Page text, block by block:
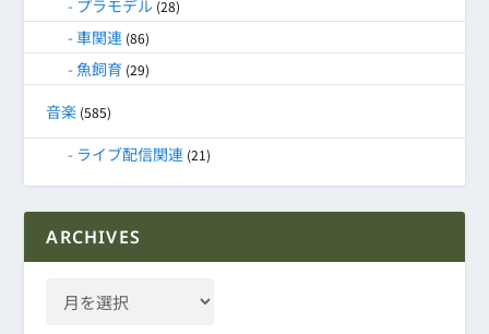
プラモデル (28)
車関連 (86)
魚飼育 (29)
音楽 (585)
ライブ配信関連 (21)
ARCHIVES